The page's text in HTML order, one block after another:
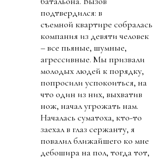
подтвердился: в
съемной квартире собралась
компания из девяти человек
– все пьяные, шумные,
агрессивные. Мы призвали
молодых людей к порядку,
попросили успокоиться, на
что один из них, выхватив
нож, начал угрожать нам.
Началась суматоха, кто-то
заехал в глаз сержанту, я
повалил ближайшего ко мне
дебошира на пол, тогда тот,